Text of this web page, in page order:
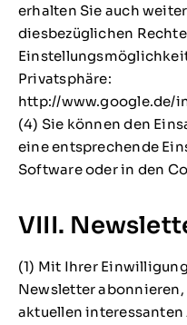
erhalten Sie auch
diesbezüglichen
Privatsphäre:
http://www.google.de/
(4) Sie können den
eine entsprechende
Software oder in den
VIII.
(1) Mit Ihrer
Newsletter
aktuellen